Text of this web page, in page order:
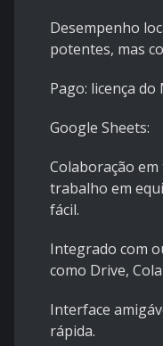
Desempenho
potentes, mas
Pago: licença
Google Sheets:
Colaboração
trabalho em
fácil.
Integrado com
como Drive,
Interface
rápida.